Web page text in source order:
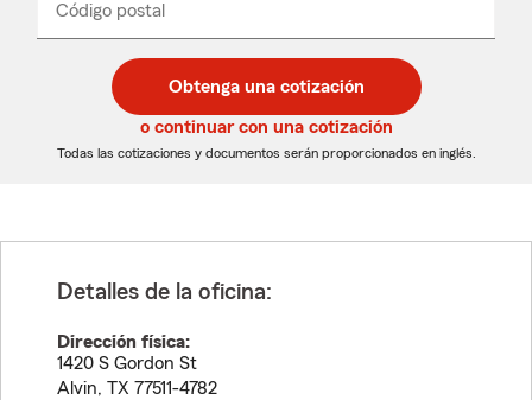
desplegable
Código postal
de
5
dígitos
de
5
dígitos
_____
Obtenga una cotización
o continuar con una cotización
Todas las cotizaciones y documentos serán proporcionados en inglés.
Detalles de la oficina:
Dirección física:
1420 S Gordon St
Alvin, TX 77511-4782